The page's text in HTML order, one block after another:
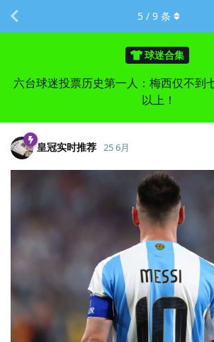
球迷合集
六台球迷投票历史第一人：梅西仅不到
以上！
5 / 9 条
皇冠实时推荐 25 6月